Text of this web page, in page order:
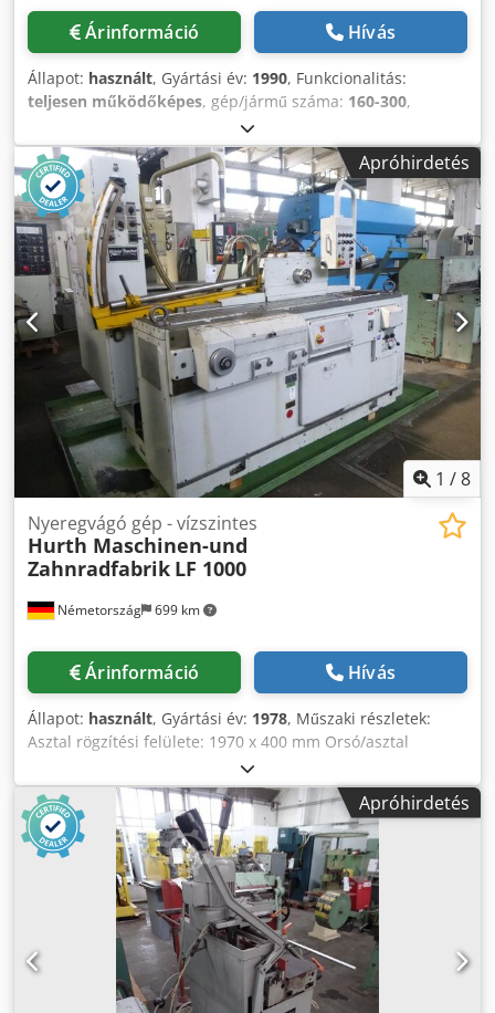
Árinformáció Hívás
Állapot: használt, Gyártási év: 1990, Funkcionalitás:
teljesen működőképes, gép/jármű száma: 160-300,
Eladásra kínálok egy használt Union Bielefeld Flutemaster
UF 5.2 CNC marógépet. Chedpfx Aezkp Ebonqja Gyártási
év: 1990 Állapot: használt, a képek szerint. Megtekintés és
átvétel előzetes egyeztetés alapján lehetséges. A vevő viseli
a szétszerelés/rakodás és szállítás költségeit és
felelősségét. Érdeklődők kérjük, küldjenek árajánlatot.
Apróhirdetés
1 /8
Németország 699 km
Nyeregvágó gép - vízszintes
Hurth Maschinen-und
Zahnradfabrik LF 1000
Árinformáció Hívás
Állapot: használt, Gyártási év: 1978, Műszaki részletek:
Asztal rögzítési felülete: 1970 x 400 mm Orsó/asztal
távolság: min./max. 150 / 250 mm Gyorsjárat: 1 / 2 m/perc
Sebesség: maróorsó: 112 ... 1400 / 12 lépés/perc
fordulatszám Maróorsó kúpossága: DIN 2019 = 40-es
számú (SK40) Tengelybeállítás: kézi = 150 mm
Fűrészelőtolás: 0,012 / 0,025 / 0,05 mm/ford. előtolási
tartomány - vízszintes: marócsúszda: 8...100 / 12 lépés
mm/perc Teljes teljesítményigény: kb. 8,4 (10,5 kVA) kW A
gép tömege kb.: 3000 kg A gép méretei kb. hosszúság x
szélesség x magasság: 3,05 x 2,7 x 2,0 m Keyway marógép
Alkalmazás: Egyenes és spirál alakú kulcsnyílások marása.
Több hornyos marás automatikus programsorozattal.
Apróhirdetés